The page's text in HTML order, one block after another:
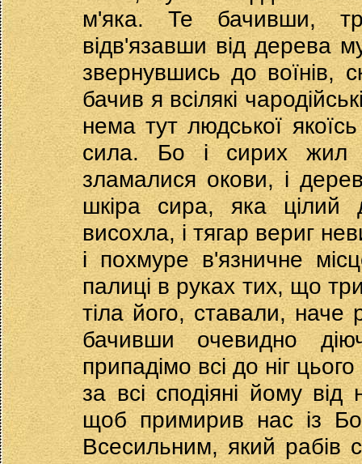
м'яка. Те бачивши,
відв'язавши від дерева
звернувшись до воїнів,
бачив я всілякі
нема тут людської
сила. Бо і сирих жил
зламалися окови, і
шкіра сира, яка цілий
висохла, і тягар вериг
і похмуре в'язничне
палиці в руках тих, що
тіла його, ставали,
бачивши очевидно
припадімо всі до ніг
за всі сподіяні йому
щоб примирив нас із
Всесильним, який рабів